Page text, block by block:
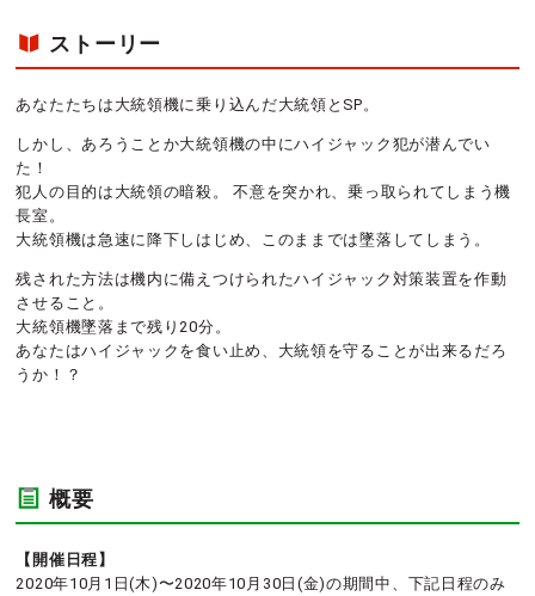
ストーリー
あなたたちは大統領機に乗り込んだ大統領とSP。
しかし、あろうことか大統領機の中にハイジャック犯が潜んでい
た！
犯人の目的は大統領の暗殺。 不意を突かれ、乗っ取られてしまう機
長室。
大統領機は急速に降下しはじめ、このままでは墜落してしまう。
残された方法は機内に備えつけられたハイジャック対策装置を作動
させること。
大統領機墜落まで残り20分。
あなたはハイジャックを食い止め、大統領を守ることが出来るだろ
うか！？
概要
【開催日程】
2020年10月1日(木)〜2020年10月30日(金)の期間中、下記日程のみ